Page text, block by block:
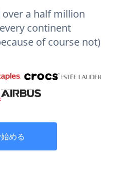
over a half million
continent
of course not)
める